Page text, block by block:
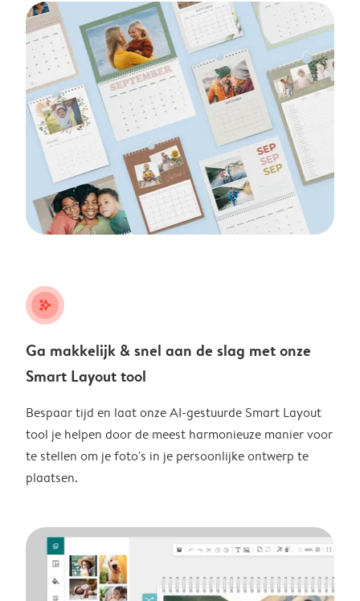
stars_plus
Ga makkelijk & snel aan de slag met onze
Smart Layout tool
Bespaar tijd en laat onze AI-gestuurde Smart Layout
tool je helpen door de meest harmonieuze manier voor
te stellen om je foto's in je persoonlijke ontwerp te
plaatsen.